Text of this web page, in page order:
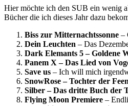
Hier möchte ich den SUB ein wenig
Bücher die ich dieses Jahr dazu
Biss zur Mitternachtssonne –
Dein Leuchten – Das
Dark Elemants 5 – Goldene
Panem X – Das Lied von
Save us – Ich will mich
SnowRose – Tochter der Feen
Silber – Das dritte Buch der
Flying Moon Premiere –